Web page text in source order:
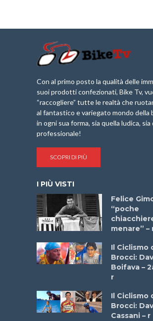
Con al primo posto la qualità delle
suoi prodotti confezionati, Bike Tv,
“raccogliere” tutte le realtà che
al fantastico e variegato mondo della
in ogni sua forma, sia quella ludica, sia
professionale!
SCOPRI DI PIÙ
I PIÙ VISTI
Felice
“poche
menare” –
Il Ciclismo
Brocci:
Boifava –
r
Il Ciclismo
Brocci:
Cassani – r